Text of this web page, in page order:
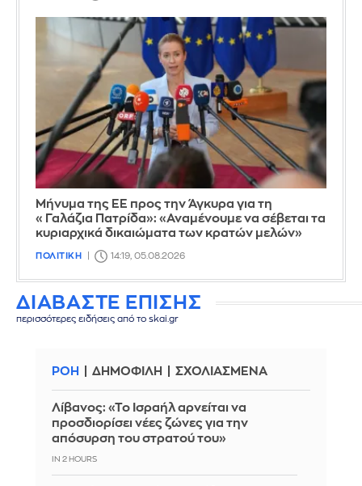
Μήνυμα της ΕΕ προς την Άγκυρα για τη
«Γαλάζια Πατρίδα»: «Αναμένουμε να σέβεται τα
κυριαρχικά δικαιώματα των κρατών μελών»
ΠΟΛΙΤΙΚΗ 14:19, 05.08.2026
ΔΙΑΒΑΣΤΕ ΕΠΙΣΗΣ
περισσότερες ειδήσεις από το skai.gr
ΡΟΗ ΔΗΜΟΦΙΛΗ ΣΧΟΛΙΑΣΜΕΝΑ
Λίβανος: «Το Ισραήλ αρνείται να
προσδιορίσει νέες ζώνες για την
απόσυρση του στρατού του»
IN 2 HOURS